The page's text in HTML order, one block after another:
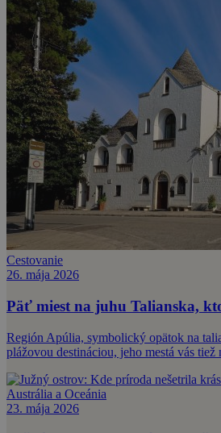
Cestovanie
26. mája 2026
Päť miest na juhu Talianska,
Región Apúlia, symbolický opätok na
plážovou destináciou, jeho mestá vás tiež
Austrália a Oceánia
23. mája 2026